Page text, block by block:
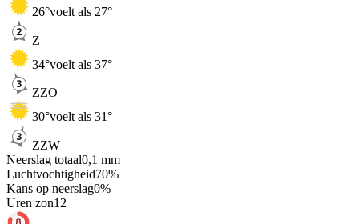
26°voelt als 27°
Z
34°voelt als 37°
ZZO
30°voelt als 31°
ZZW
Neerslag totaal0,1 mm
Luchtvochtigheid70%
Kans op neerslag0%
Uren zon12